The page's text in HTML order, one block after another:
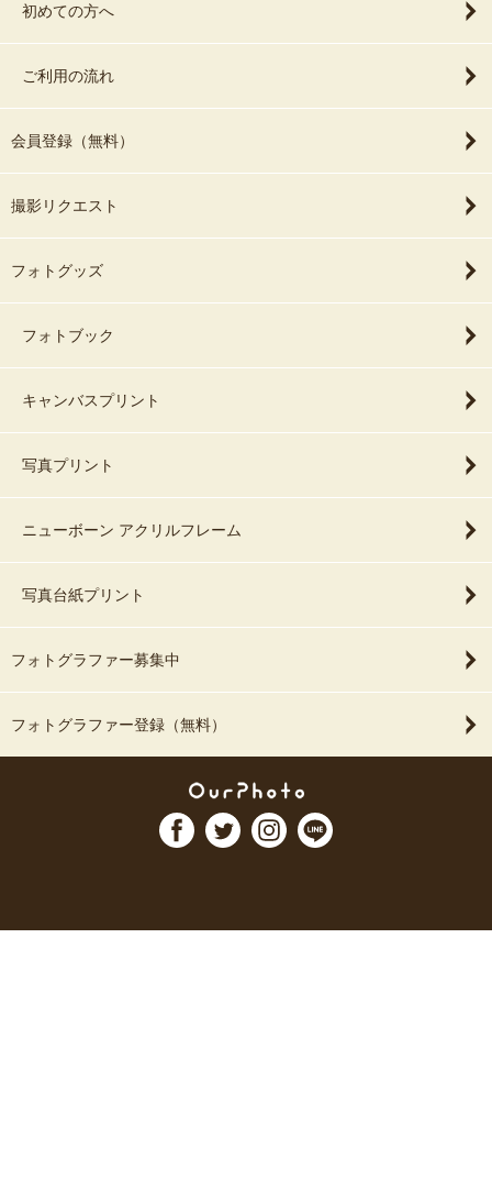
初めての方へ
ご利用の流れ
会員登録（無料）
撮影リクエスト
フォトグッズ
フォトブック
キャンバスプリント
写真プリント
ニューボーン アクリルフレーム
写真台紙プリント
フォトグラファー募集中
フォトグラファー登録（無料）